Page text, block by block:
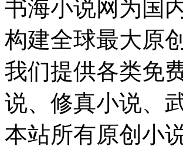
书海小说网为国
构建全球最大原
我们提供各类免
说、修真小说、
本站所有原创小